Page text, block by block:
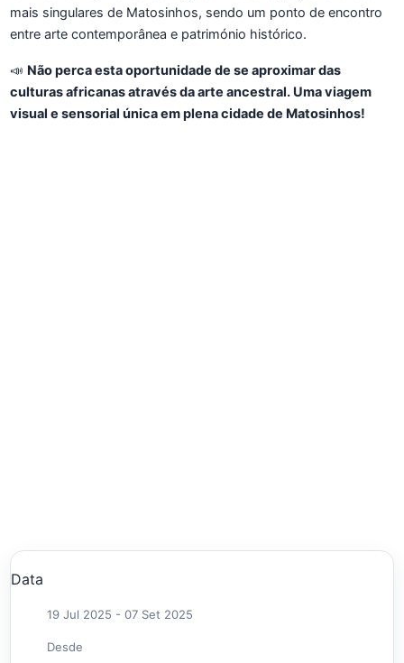
mais singulares de Matosinhos, sendo um ponto de encontro
entre arte contemporânea e património histórico.
📣 Não perca esta oportunidade de se aproximar das
culturas africanas através da arte ancestral. Uma viagem
visual e sensorial única em plena cidade de Matosinhos!
Data
19 Jul 2025 - 07 Set 2025
Desde